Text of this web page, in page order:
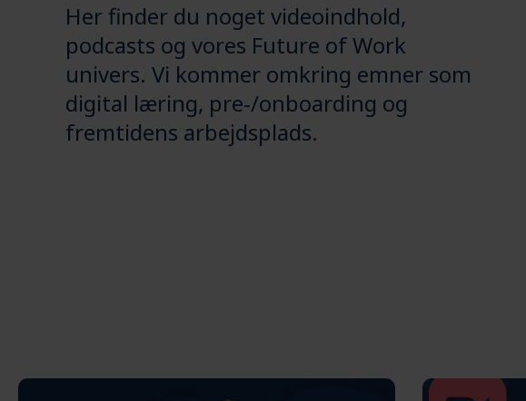
Her finder du noget videoindhold,
podcasts og vores Future of Work
univers. Vi kommer omkring emner som
digital læring, pre-/onboarding og
fremtidens arbejdsplads.